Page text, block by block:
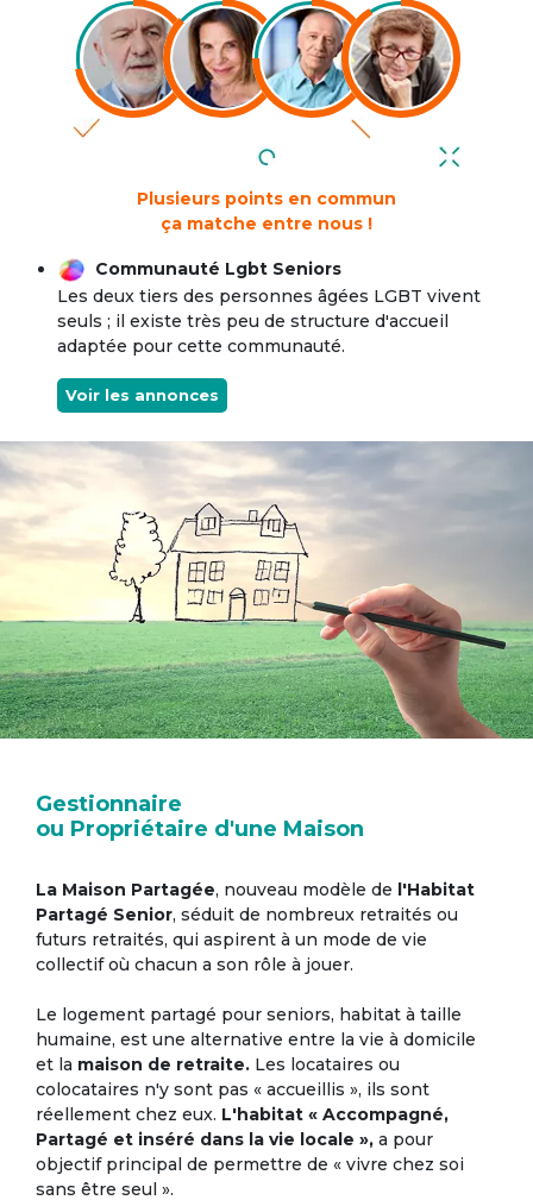
Plusieurs points en commun
ça matche entre nous !
Communauté Lgbt Seniors
Les deux tiers des personnes âgées LGBT vivent
seuls ; il existe très peu de structure d'accueil
adaptée pour cette communauté.
Voir les annonces
Gestionnaire
ou Propriétaire d'une Maison
La Maison Partagée, nouveau modèle de l'Habitat
Partagé Senior, séduit de nombreux retraités ou
futurs retraités, qui aspirent à un mode de vie
collectif où chacun a son rôle à jouer.
Le logement partagé pour seniors, habitat à taille
humaine, est une alternative entre la vie à domicile
et la maison de retraite. Les locataires ou
colocataires n'y sont pas « accueillis », ils sont
réellement chez eux. L'habitat « Accompagné,
Partagé et inséré dans la vie locale », a pour
objectif principal de permettre de « vivre chez soi
sans être seul ».